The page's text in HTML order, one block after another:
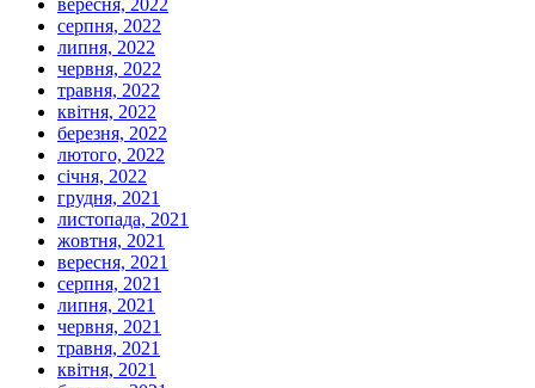
вересня, 2022
серпня, 2022
липня, 2022
червня, 2022
травня, 2022
квітня, 2022
березня, 2022
лютого, 2022
січня, 2022
грудня, 2021
листопада, 2021
жовтня, 2021
вересня, 2021
серпня, 2021
липня, 2021
червня, 2021
травня, 2021
квітня, 2021